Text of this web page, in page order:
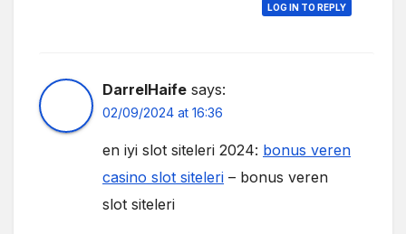
LOG IN TO REPLY
DarrelHaife says:
02/09/2024 at 16:36
en iyi slot siteleri 2024: bonus veren
casino slot siteleri – bonus veren
slot siteleri